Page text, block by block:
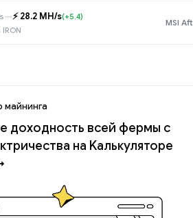
→⚡️ 28.2 MH/s(+5.4)
MSI
майнинга
доходность всей фермы с
на Kалькуляторе